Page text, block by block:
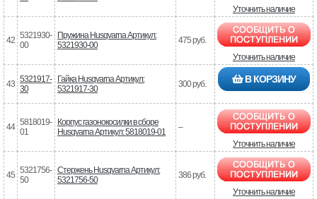
Уточнить наличие
42 5321930-
00
Пружина Husqvarna Артикул:
5321930-00
475 руб.
Уточнить наличие
43 5321917-
30
Гайка Husqvarna Артикул:
5321917-30
300 руб. В КОРЗИНУ
44 5818019-
01
Корпус газонокосилки в сборе
Husqvarna Артикул: 5818019-01
–
Уточнить наличие
45 5321756-
50
Стержень Husqvarna Артикул:
5321756-50
386 руб.
Уточнить наличие